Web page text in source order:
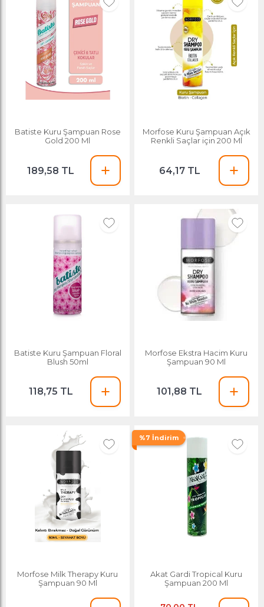
Batiste Kuru Şampuan Rose
Gold 200 Ml
189,58 TL
Morfose Kuru Şampuan Açık
Renkli Saçlar için 200 Ml
64,17 TL
Batiste Kuru Şampuan Floral
Blush 50ml
118,75 TL
Morfose Ekstra Hacim Kuru
Şampuan 90 Ml
101,88 TL
Morfose Milk Therapy Kuru
Şampuan 90 Ml
%7 İndirim
Akat Gardi Tropical Kuru
Şampuan 200 Ml